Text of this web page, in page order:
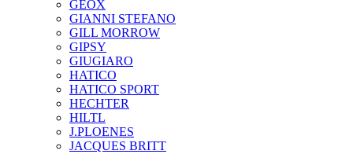
GEOX
GIANNI STEFANO
GILL MORROW
GIPSY
GIUGIARO
HATICO
HATICO SPORT
HECHTER
HILTL
J.PLOENES
JAСQUES BRITT